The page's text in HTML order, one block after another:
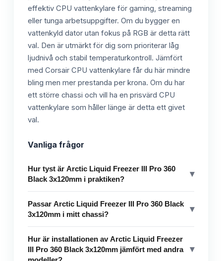
effektiv CPU vattenkylare för gaming, streaming
eller tunga arbetsuppgifter. Om du bygger en
vattenkyld dator utan fokus på RGB är detta rätt
val. Den är utmärkt för dig som prioriterar låg
ljudnivå och stabil temperaturkontroll. Jämfört
med Corsair CPU vattenkylare får du här mindre
bling men mer prestanda per krona. Om du har
ett större chassi och vill ha en prisvärd CPU
vattenkylare som håller länge är detta ett givet
val.
Vanliga frågor
Hur tyst är Arctic Liquid Freezer III Pro 360
Black 3x120mm i praktiken?
▾
Passar Arctic Liquid Freezer III Pro 360 Black
3x120mm i mitt chassi?
▾
Hur är installationen av Arctic Liquid Freezer
III Pro 360 Black 3x120mm jämfört med andra
▾